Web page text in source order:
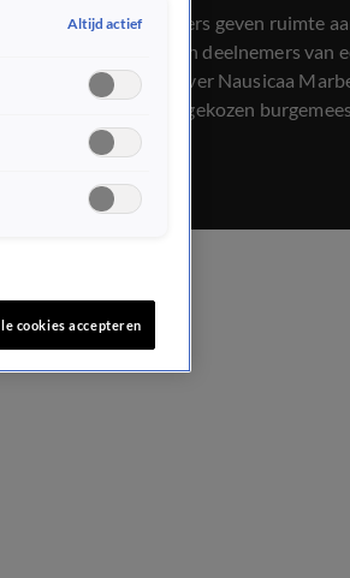
Burgemeesters geven ruimte
maar noemen deelnemers
Opinieschrijver Nausicaa
vindt dat ongekozen
mengen in het werk van
Altijd actief
cookies accepteren